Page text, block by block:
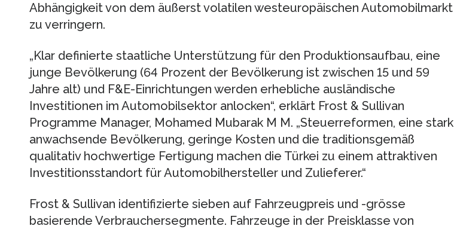
Abhängigkeit von dem äußerst volatilen westeuropäischen Automobilmarkt
zu verringern.
„Klar definierte staatliche Unterstützung für den Produktionsaufbau, eine
junge Bevölkerung (64 Prozent der Bevölkerung ist zwischen 15 und 59
Jahre alt) und F&E-Einrichtungen werden erhebliche ausländische
Investitionen im Automobilsektor anlocken“, erklärt Frost & Sullivan
Programme Manager, Mohamed Mubarak M M. „Steuerreformen, eine stark
anwachsende Bevölkerung, geringe Kosten und die traditionsgemäß
qualitativ hochwertige Fertigung machen die Türkei zu einem attraktiven
Investitionsstandort für Automobilhersteller und Zulieferer.“
Frost & Sullivan identifizierte sieben auf Fahrzeugpreis und -grösse
basierende Verbrauchersegmente. Fahrzeuge in der Preisklasse von